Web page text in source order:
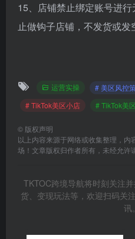
15、店铺禁止绑定账号进
止做钩子店铺，不发货或发
运营实操 # 美区风控
# TikTok美区小店
# TikTok美
© 版权声明
以上内容来源于网络或收集整理，内
场！文章版权归作者所有，未经允许
TKTOC跨境导航将时刻关注
货、变现玩法等，欢迎扫码关
讯。